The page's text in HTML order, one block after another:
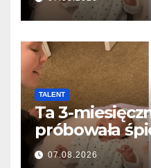
olvasztotta
TALENT
Ta 3-
próbowała
i roztopiła
07.08.2026